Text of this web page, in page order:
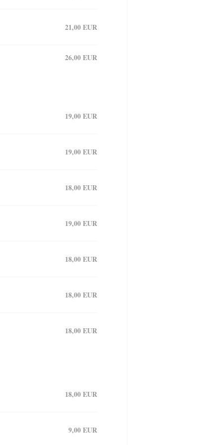
21,00 EUR
26,00 EUR
19,00 EUR
19,00 EUR
18,00 EUR
19,00 EUR
18,00 EUR
18,00 EUR
18,00 EUR
18,00 EUR
9,00 EUR